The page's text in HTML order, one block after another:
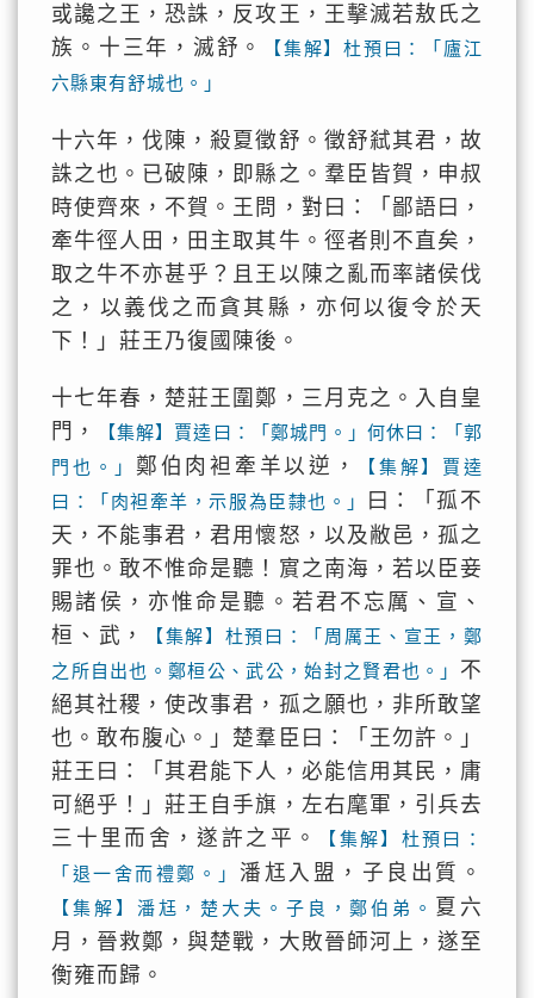
或讒之王，恐誅，反攻王，王擊滅若敖氏之
族。十三年，滅舒。
【集解】杜預曰：「廬江
六縣東有舒城也。」
十六年，伐陳，殺夏徵舒。徵舒弒其君，故
誅之也。已破陳，即縣之。羣臣皆賀，申叔
時使齊來，不賀。王問，對曰：「鄙語曰，
牽牛徑人田，田主取其牛。徑者則不直矣，
取之牛不亦甚乎？且王以陳之亂而率諸侯伐
之，以義伐之而貪其縣，亦何以復令於天
下！」莊王乃復國陳後。
十七年春，楚莊王圍鄭，三月克之。入自皇
門，
【集解】賈逵曰：「鄭城門。」何休曰：「郭
門也。」鄭伯肉袒牽羊以逆，
【集解】賈逵
曰：「肉袒牽羊，示服為臣隸也。」
曰：「孤不
天，不能事君，君用懷怒，以及敝邑，孤之
罪也。敢不惟命是聽！賔之南海，若以臣妾
賜諸侯，亦惟命是聽。若君不忘厲、宣、
桓、武，
【集解】杜預曰：「周厲王、宣王，鄭
之所自出也。鄭桓公、武公，始封之賢君也。」 不
絕其社稷，使改事君，孤之願也，非所敢望
也。敢布腹心。」楚羣臣曰：「王勿許。」
莊王曰：「其君能下人，必能信用其民，庸
可絕乎！」莊王自手旗，左右麾軍，引兵去
三十里而舍，遂許之平。
【集解】杜預曰：
「退一舍而禮鄭。」 潘尪入盟，子良出質。
【集解】潘尪，楚大夫。子良，鄭伯弟。 夏六
月，晉救鄭，與楚戰，大敗晉師河上，遂至
衡雍而歸。